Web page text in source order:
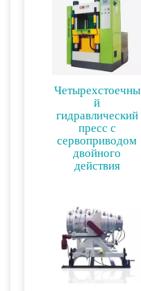
Четырехстоечны
й
гидравлический
пресс с
сервоприводом
двойного
действия